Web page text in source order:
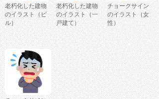
老朽化した建物
のイラスト（ビ
ル）
老朽化した建物
のイラスト（一
戸建て）
チョークサイン
のイラスト（女
性）